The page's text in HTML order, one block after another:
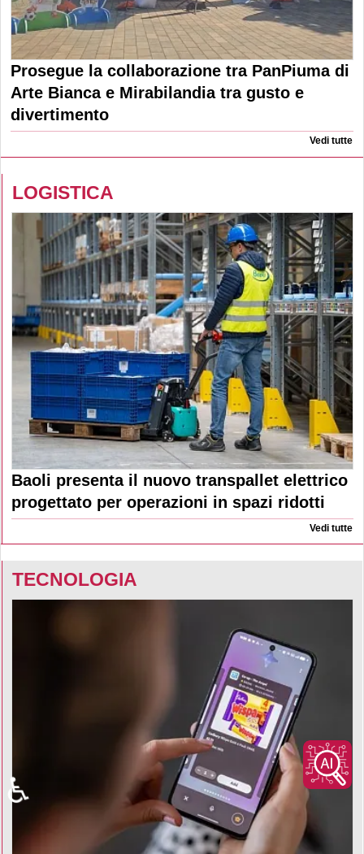
Prosegue la collaborazione tra PanPiuma di
Arte Bianca e Mirabilandia tra gusto e
divertimento
Vedi tutte
LOGISTICA
Baoli presenta il nuovo transpallet elettrico
progettato per operazioni in spazi ridotti
Vedi tutte
TECNOLOGIA